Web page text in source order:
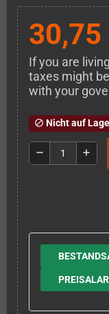
30,75
If you are
taxes might
with your
block Nicht auf
remove add